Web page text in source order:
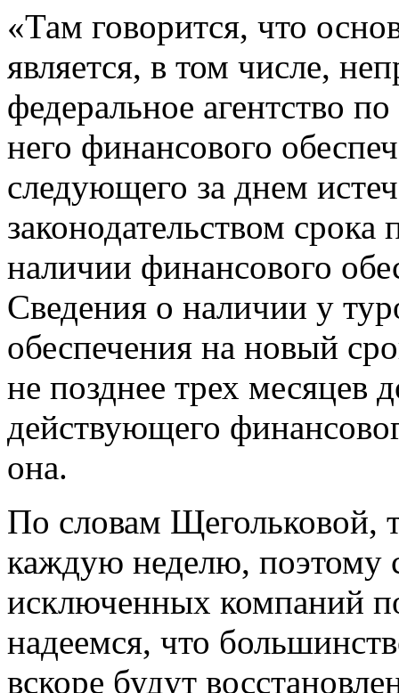
«Там говорится, что
является, в том числе,
федеральное агентство
него финансового
следующего за днем
законодательством срока
наличии финансового
Сведения о наличии у
обеспечения на новый
не позднее трех месяцев
действующего
она.
По словам Щегольковой,
каждую неделю, поэтому
исключенных компаний
надеемся, что
вскоре будут